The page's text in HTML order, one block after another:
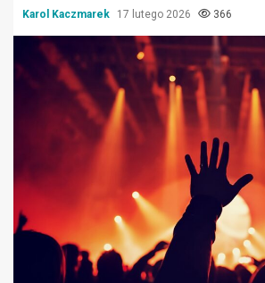
Karol Kaczmarek 17 lutego 2026 366